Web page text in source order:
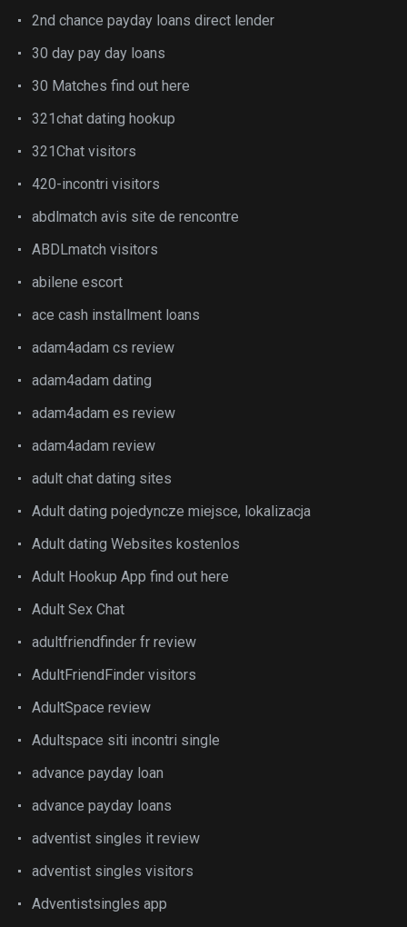
2nd chance payday loans direct lender
30 day pay day loans
30 Matches find out here
321chat dating hookup
321Chat visitors
420-incontri visitors
abdlmatch avis site de rencontre
ABDLmatch visitors
abilene escort
ace cash installment loans
adam4adam cs review
adam4adam dating
adam4adam es review
adam4adam review
adult chat dating sites
Adult dating pojedyncze miejsce, lokalizacja
Adult dating Websites kostenlos
Adult Hookup App find out here
Adult Sex Chat
adultfriendfinder fr review
AdultFriendFinder visitors
AdultSpace review
Adultspace siti incontri single
advance payday loan
advance payday loans
adventist singles it review
adventist singles visitors
Adventistsingles app